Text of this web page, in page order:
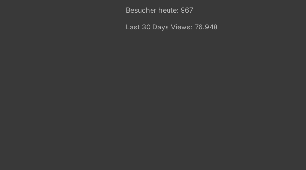
Besucher heute: 967
Last 30 Days Views: 76.948